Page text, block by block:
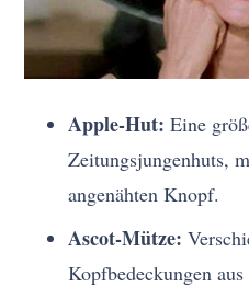
Apple-Hut: Eine
Zeitungsjungenhuts,
angenähten Knopf.
Ascot-Mütze:
Kopfbedeckungen